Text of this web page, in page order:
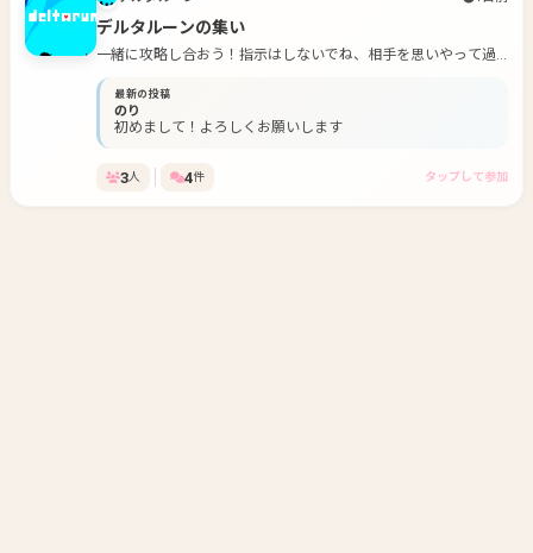
デルタルーンの集い
一緒に攻略し合おう！指示はしないでね、相手を思いやって過
ごそう！
最新の投稿
のり
初めまして！よろしくお願いします
3人 4件 タップして参加